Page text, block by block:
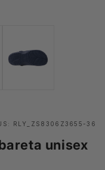
RLY_ZS8306Z3655-36
unisex